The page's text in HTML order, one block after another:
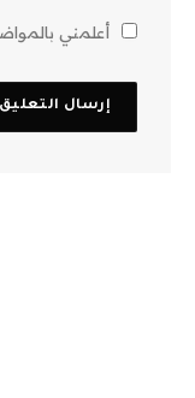
أعلمني